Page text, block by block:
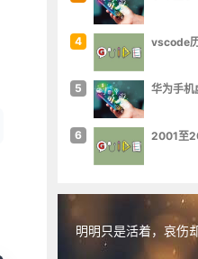
4
vscode
5
6
明明只是活着，哀伤